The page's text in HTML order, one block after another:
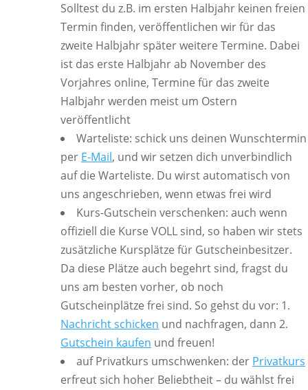
Solltest du z.B. im ersten Halbjahr keinen freien
Termin finden, veröffentlichen wir für das
zweite Halbjahr später weitere Termine. Dabei
ist das erste Halbjahr ab November des
Vorjahres online, Termine für das zweite
Halbjahr werden meist um Ostern
veröffentlicht
Warteliste: schick uns deinen Wunschtermin
per E-Mail, und wir setzen dich unverbindlich
auf die Warteliste. Du wirst automatisch von
uns angeschrieben, wenn etwas frei wird
Kurs-Gutschein verschenken: auch wenn
offiziell die Kurse VOLL sind, so haben wir stets
zusätzliche Kursplätze für Gutscheinbesitzer.
Da diese Plätze auch begehrt sind, fragst du
uns am besten vorher, ob noch
Gutscheinplätze frei sind. So gehst du vor: 1.
Nachricht schicken und nachfragen, dann 2.
Gutschein kaufen und freuen!
auf Privatkurs umschwenken: der Privatkurs
erfreut sich hoher Beliebtheit – du wählst frei